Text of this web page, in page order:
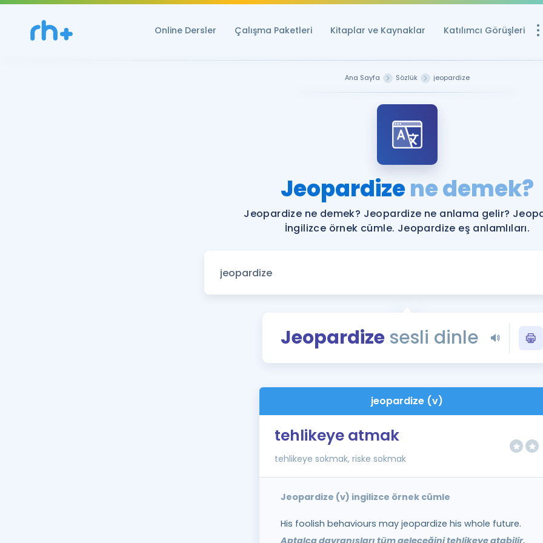
Online Dersler Çalışma Paketleri Kitaplar ve Kaynaklar Katılımcı Görüşleri
Ücretsiz
YDS ve YÖKDİL
YDS ve YÖKDİL'e
Tüm ÖSYM
YDS - YÖKDİL
İngilizce
Ana Sayfa Sözlük jeopardize
Jeopardizene demek?
Jeopardize ne demek? Jeopardize ne anlama gelir?
İngilizce örnek cümle. Jeopardize eş anlamlıları.
Jeopardizesesli dinle
jeopardize (v)
tehlikeye atmak
tehlikeye sokmak, riske sokmak
Jeopardize (v) ingilizce örnek cümle
His foolish behaviours may jeopardize his whole future.
Aptalca davranışları tüm geleceğini tehlikeye atabilir.